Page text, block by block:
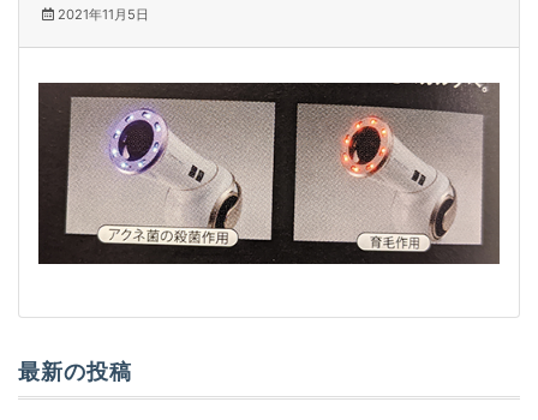
2021年11月5日
最新の投稿